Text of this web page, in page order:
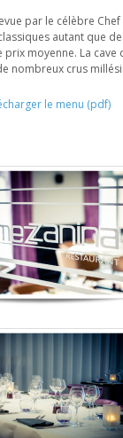
par le célèbre
autant que
prix moyenne. La
nombreux crus
le menu (pdf)